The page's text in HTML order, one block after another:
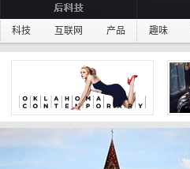
科技 互联网 产品 趣味